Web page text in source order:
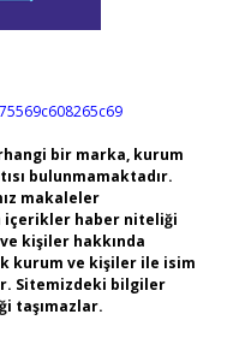
bir marka, kurum
bulunmamaktadır.
makaleler
içerikler haber niteliği
kişiler hakkında
kurum ve kişiler ile isim
Sitemizdeki bilgiler
taşımazlar.